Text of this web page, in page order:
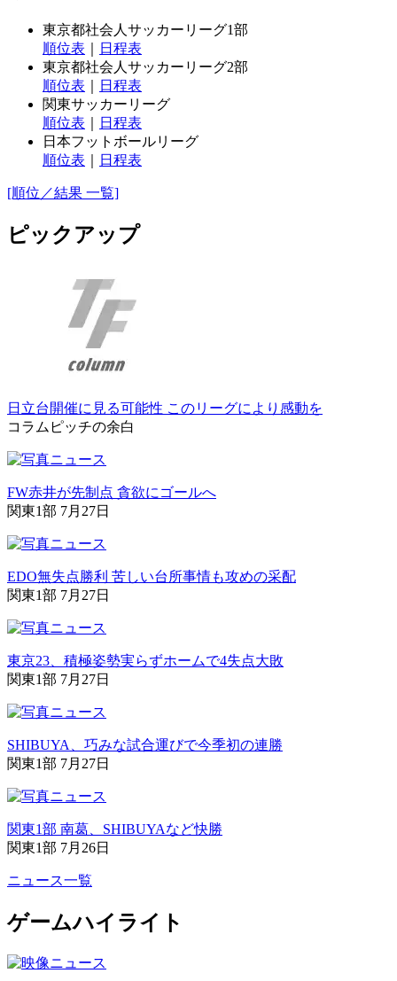
東京都社会人サッカーリーグ1部
順位表
日程表
東京都社会人サッカーリーグ2部
順位表
日程表
関東サッカーリーグ
順位表
日程表
日本フットボールリーグ
順位表
日程表
[順位／結果 一覧]
ピックアップ
日立台開催に見る可能性 このリーグにより感動を
コラム ピッチの余白
FW赤井が先制点 貪欲にゴールへ
関東1部 7月27日
EDO無失点勝利 苦しい台所事情も攻めの采配
関東1部 7月27日
東京23、積極姿勢実らずホームで4失点大敗
関東1部 7月27日
SHIBUYA、巧みな試合運びで今季初の連勝
関東1部 7月27日
関東1部 南葛、SHIBUYAなど快勝
関東1部 7月26日
ニュース一覧
ゲームハイライト